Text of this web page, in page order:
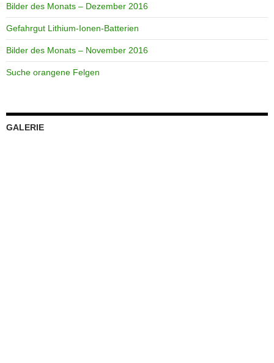
Bilder des Monats – Dezember 2016
Gefahrgut Lithium-Ionen-Batterien
Bilder des Monats – November 2016
Suche orangene Felgen
GALERIE